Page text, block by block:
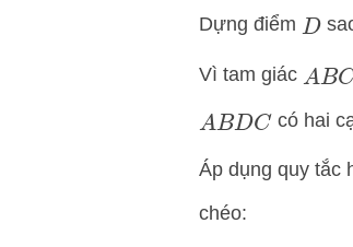
Dựng điểm D
Vì tam giác ABC
ABDC có hai
Áp dụng quy tắc
chéo: